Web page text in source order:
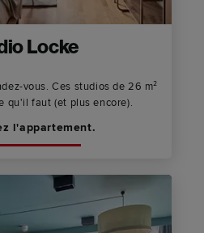
Locke
vous. Ces studios de 26 m²
qu'il faut (et plus encore).
l'appartement.